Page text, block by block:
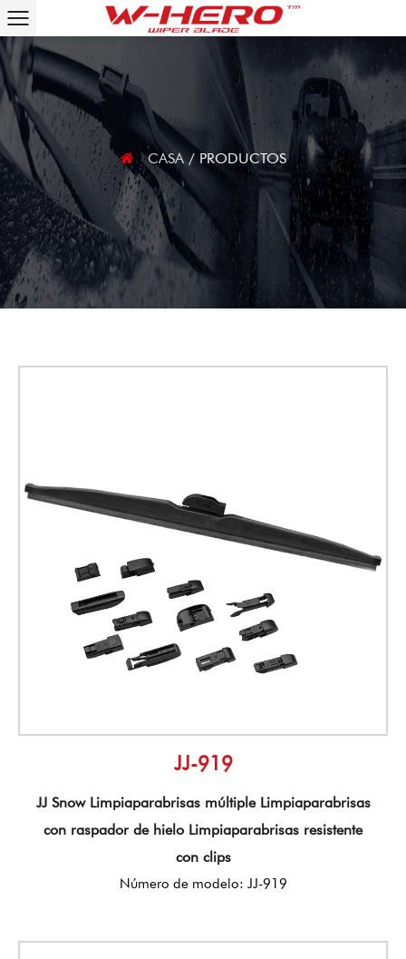
CASA/ PRODUCTOS
JJ-919
JJ Snow Limpiaparabrisas múltiple Limpiaparabrisas
con raspador de hielo Limpiaparabrisas resistente
con clips
Número de modelo: JJ-919